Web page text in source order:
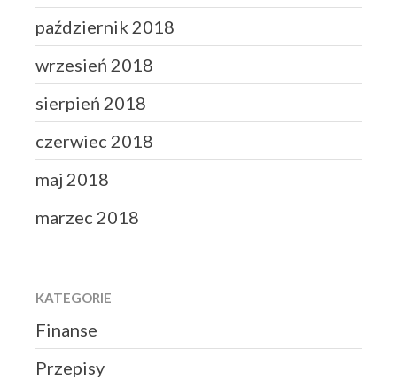
październik 2018
wrzesień 2018
sierpień 2018
czerwiec 2018
maj 2018
marzec 2018
KATEGORIE
Finanse
Przepisy